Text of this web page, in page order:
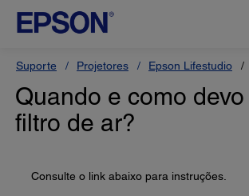
Suporte Projetores Epson Lifestudio
Quando e como
filtro de ar?
Consulte o link abaixo para instruções.